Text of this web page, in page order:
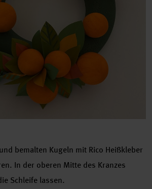
bemalten Kugeln mit Rico Heißkleber
In der oberen Mitte des Kranzes
Schleife lassen.